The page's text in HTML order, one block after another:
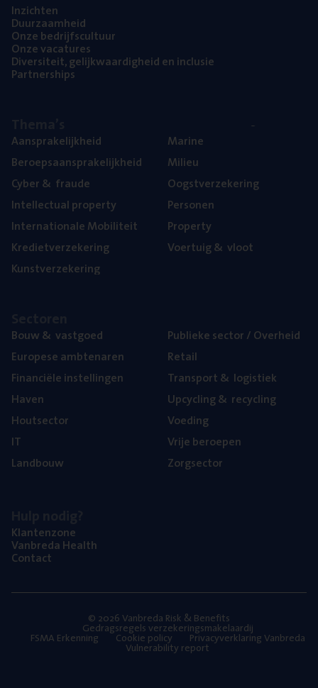
Inzich­ten
Duur­zaam­heid
Onze bedrijfs­cul­tuur
Onze vaca­tu­res
Diver­si­teit, gelijk­waar­dig­heid en inclusie
Part­ner­ships
Aan­spra­ke­lijk­heid
Beroeps­aan­spra­ke­lijk­heid
Cyber& fraude
Intel­lec­tu­al property
Inter­na­ti­o­na­le Mobiliteit
Kre­diet­ver­ze­ke­ring
Kunst­ver­ze­ke­ring
Mari­ne
Mili­eu
Oogst­ver­ze­ke­ring
Per­so­nen
Pro­per­ty
Voer­tuig& vloot
Bouw& vastgoed
Euro­pe­se ambtenaren
Finan­ci­ë­le instellingen
Haven
Hout­sec­tor
IT
Land­bouw
Publie­ke sec­tor / Overheid
Retail
Trans­port& logistiek
Upcy­cling& recycling
Voe­ding
Vrije beroe­pen
Zorg­sec­tor
Klan­ten­zo­ne
Van­b­re­da Health
Con­tact
© 2026 Vanbreda Risk & Benefits
Gedragsregels verzekeringsmakelaardij
FSMA Erkenning Cookie policy Privacyverklaring Vanbreda
Vulnerability report